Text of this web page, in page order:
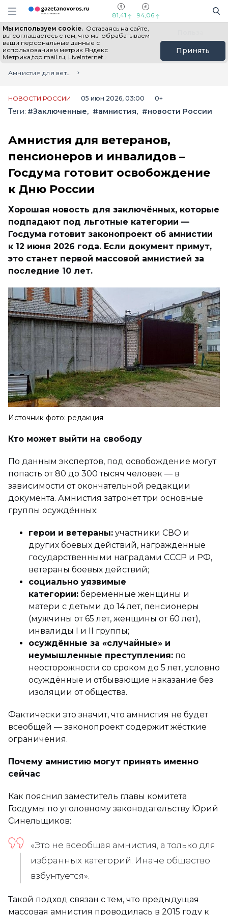
Информационный портал "ГазетаНоворос.ру"
Навигация сайта
81,41 94,06
Мы используем cookie. Оставаясь на сайте,
вы соглашаетесь с тем, что мы обрабатываем
ваши персональные данные с
использованием метрик Яндекс
Метрика,top.mail.ru, LiveInternet.
Принять
Все новости Новости России
Главная
Лента новостей
Амнистия для ветеранов, пенсионеров и инвалидов – Госдума готовит освобождение к Дню России
НОВОСТИ РОССИИ 05 июн 2026, 03:00 0+
Теги: #Заключенные #амнистия #новости России
Амнистия для ветеранов,
пенсионеров и инвалидов –
Госдума готовит освобождение
к Дню России
Хорошая новость для заключённых, которые
подпадают под льготные категории —
Госдума готовит законопроект об амнистии
к 12 июня 2026 года. Если документ примут,
это станет первой массовой амнистией за
последние 10 лет.
Источник фото: редакция
Кто может выйти на свободу
По данным экспертов, под освобождение могут
попасть от 80 до 300 тысяч человек — в
зависимости от окончательной редакции
документа. Амнистия затронет три основные
группы осуждённых:
герои и ветераны: участники СВО и
других боевых действий, награждённые
государственными наградами СССР и РФ,
ветераны боевых действий;
социально уязвимые
категории: беременные женщины и
матери с детьми до 14 лет, пенсионеры
(мужчины от 65 лет, женщины от 60 лет),
инвалиды I и II группы;
осуждённые за «случайные» и
неумышленные преступления: по
неосторожности со сроком до 5 лет, условно
осуждённые и отбывающие наказание без
изоляции от общества.
Фактически это значит, что амнистия не будет
всеобщей — законопроект содержит жёсткие
ограничения.
Почему амнистию могут принять именно
сейчас
Как пояснил заместитель главы комитета
Госдумы по уголовному законодательству Юрий
Синельщиков:
«Это не всеобщая амнистия, а только для
избранных категорий. Иначе общество
взбунтуется»
Такой подход связан с тем, что предыдущая
массовая амнистия проводилась в 2015 году к